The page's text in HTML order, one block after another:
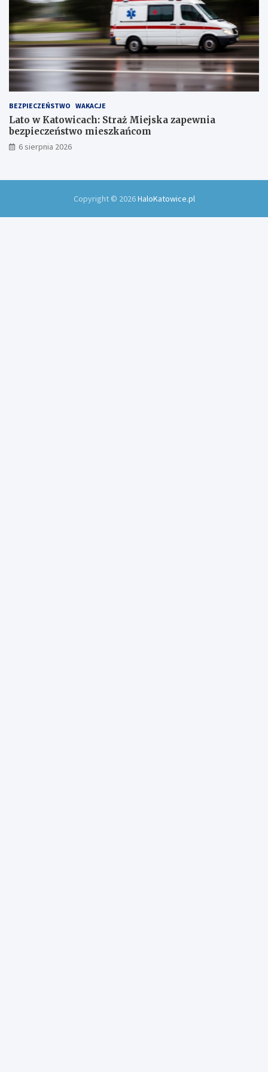
BEZPIECZEŃSTWO WAKACJE
Lato w Katowicach: Straż Miejska zapewnia
bezpieczeństwo mieszkańcom
6 sierpnia 2026
Copyright © 2026HaloKatowice.pl